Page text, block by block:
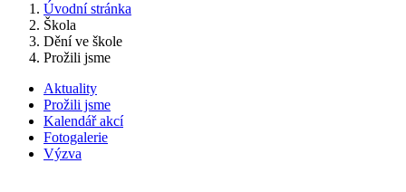
Úvodní stránka
Škola
Dění ve škole
Prožili jsme
Aktuality
Prožili jsme
Kalendář akcí
Fotogalerie
Výzva